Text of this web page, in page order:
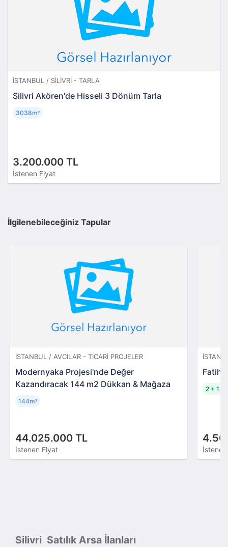
İSTANBUL / SILIVRI - TARLA
Silivri Akören'de Hisseli 3 Dönüm Tarla
3.200.000 TL
İstenen Fiyat
3038m²
İlgilenebileceğiniz Tapular
İSTANBUL / AVCILAR - TICARI PROJELER
Modernyaka Projesi'nde Değer
Kazandıracak 144 m2 Dükkan & Mağaza
44.025.000 TL
İstenen Fiyat
144m²
Fatih
2 + 1
Silivri Satılık Arsa İlanları